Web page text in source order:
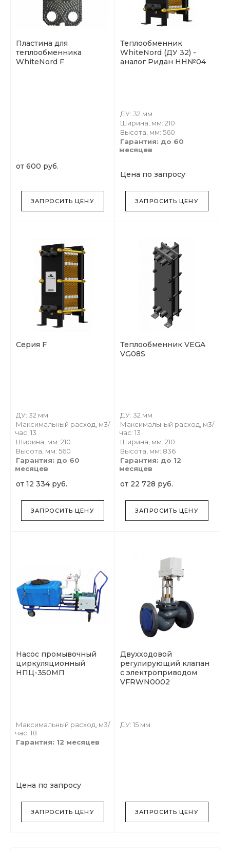
Пластина для
теплообменника
WhiteNord F
от 600 руб.
ЗАПРОСИТЬ ЦЕНУ
Теплообменник
WhiteNord (ДУ 32) -
аналог Ридан НН№04
ДУ: 32 мм
Ширина, мм: 210
Высота, мм: 560
Гарантия: до 60
месяцев
Цена по запросу
ЗАПРОСИТЬ ЦЕНУ
Серия F
ДУ: 32 мм
Максимальный расход, м3/
час: 13
Ширина, мм: 210
Высота, мм: 560
Гарантия: до 60
месяцев
от 12 334 руб.
ЗАПРОСИТЬ ЦЕНУ
Теплообменник VEGA
VG08S
ДУ: 32 мм
Максимальный расход, м3/
час: 13
Ширина, мм: 210
Высота, мм: 836
Гарантия: до 12
месяцев
от 22 728 руб.
ЗАПРОСИТЬ ЦЕНУ
Насос промывочный
циркуляционный
НПЦ-350МП
Максимальный расход, м3/
час: 18
Гарантия: 12 месяцев
Цена по запросу
ЗАПРОСИТЬ ЦЕНУ
Двухходовой
регулирующий клапан
с электроприводом
VFRWN0002
ДУ: 15 мм
ЗАПРОСИТЬ ЦЕНУ